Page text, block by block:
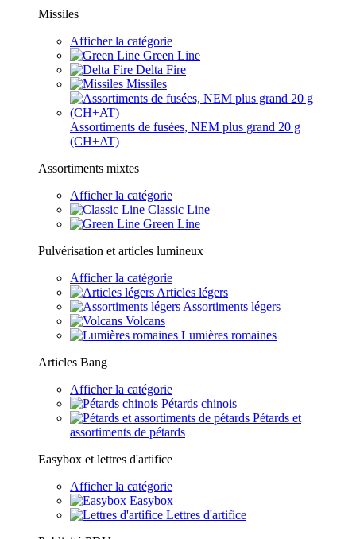
Missiles
Afficher la catégorie
Green Line
Delta Fire
Missiles
Assortiments de fusées, NEM plus grand 20 g
(CH+AT)
Assortiments mixtes
Afficher la catégorie
Classic Line
Green Line
Pulvérisation et articles lumineux
Afficher la catégorie
Articles légers
Assortiments légers
Volcans
Lumières romaines
Articles Bang
Afficher la catégorie
Pétards chinois
Pétards et
assortiments de pétards
Easybox et lettres d'artifice
Afficher la catégorie
Easybox
Lettres d'artifice